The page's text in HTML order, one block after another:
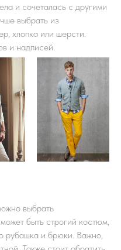
и сочеталась с другими
выбрать из
хлопка или шерсти.
и надписей.
выбрать
быть строгий костюм,
рубашка и брюки. Важно,